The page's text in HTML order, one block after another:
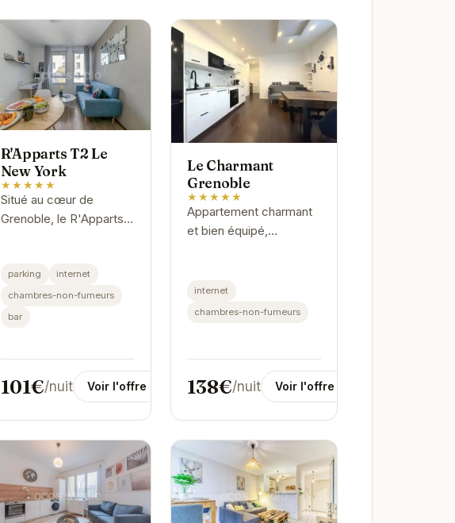
R'Apparts T2 Le
New York
★★★★★
Situé au cœur de
Grenoble, le R'Apparts
confortable et élégant.
Parfaitement situé pour
les...
parking
internet
chambres-non-fumeurs
bar
101€/nuit Voir l'offre
Le Charmant
Grenoble
★★★★★
Appartement charmant
et bien équipé,
internet
chambres-non-fumeurs
138€/nuit Voir l'offre